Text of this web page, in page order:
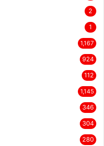
2
1
1,167
924
112
1,145
346
304
280